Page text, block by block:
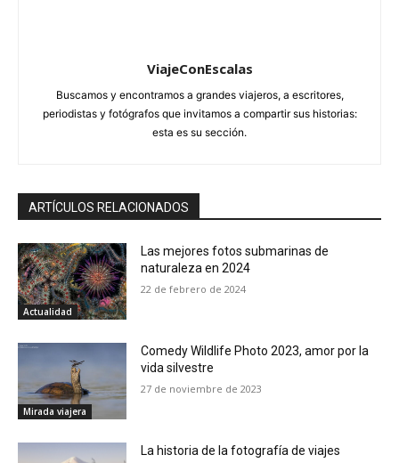
ViajeConEscalas
Buscamos y encontramos a grandes viajeros, a escritores,
periodistas y fotógrafos que invitamos a compartir sus historias:
esta es su sección.
ARTÍCULOS RELACIONADOS
Actualidad
Las mejores fotos submarinas de
naturaleza en 2024
22 de febrero de 2024
Mirada viajera
Comedy Wildlife Photo 2023, amor por la
vida silvestre
27 de noviembre de 2023
La historia de la fotografía de viajes